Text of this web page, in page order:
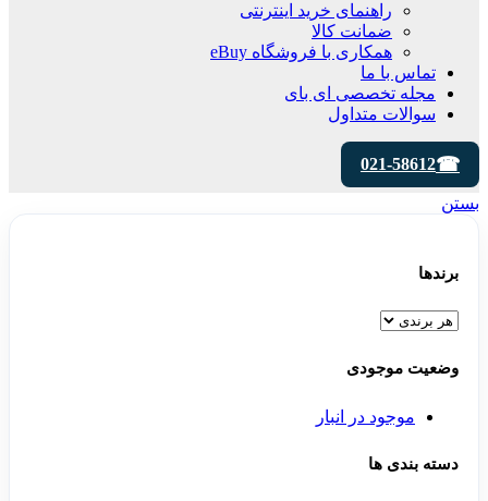
راهنمای خرید اینترنتی
ضمانت کالا
همکاری با فروشگاه eBuy
تماس با ما
مجله تخصصی ای‌ بای
سوالات متداول
021-58612
بستن
برندها
وضعیت موجودی
موجود در انبار
دسته بندی ها